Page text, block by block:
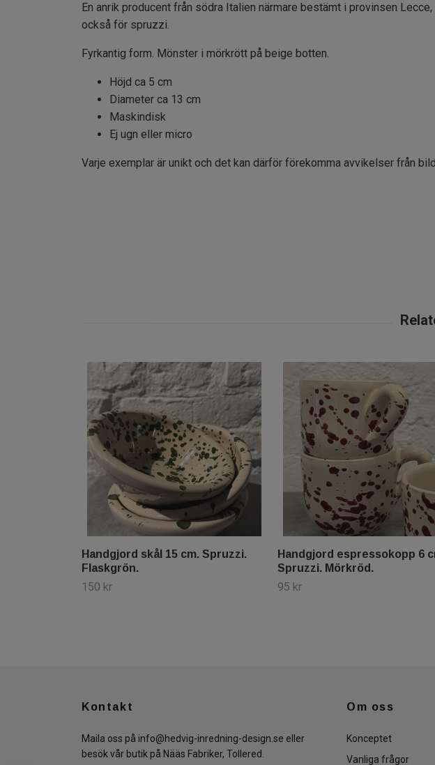
En anrik producent från södra Italien närmare bestämt i provinsen
också för spruzzi.
Fyrkantig form. Mönster i mörkrött på beige botten.
Höjd ca 5 cm
Diameter ca 13 cm
Maskindisk
Ej ugn eller micro
Varje exemplar är unikt och det kan därför förekomma avvikelser från
Handgjord skål 15 cm. Spruzzi.
Flaskgrön.
150 kr
Handgjord espressokopp 6
Spruzzi. Mörkröd.
95 kr
Kontakt
Maila oss på info@hedvig-inredning-design.se eller
besök vår butik på Nääs Fabriker, Tollered.
Om oss
Konceptet
Vanliga frågor